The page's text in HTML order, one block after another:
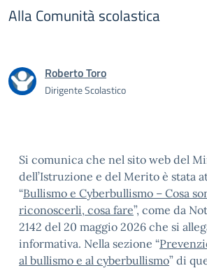
Alla Comunità scolastica
Roberto Toro
Dirigente Scolastico
Si comunica che nel sito web del
dell’Istruzione e del Merito è stata
“Bullismo e Cyberbullismo – Cosa
riconoscerli, cosa fare”, come da
2142 del 20 maggio 2026 che si
informativa. Nella sezione “
al bullismo e al cyberbullismo” di